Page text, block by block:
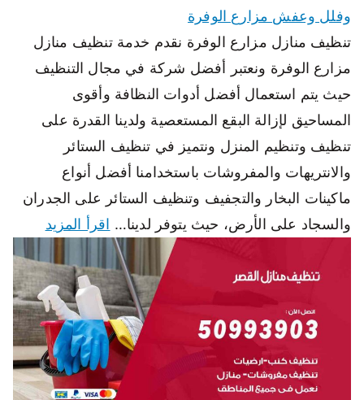
وفلل وعفش مزارع الوفرة
تنظيف منازل مزارع الوفرة نقدم خدمة تنظيف منازل
مزارع الوفرة ونعتبر أفضل شركة في مجال التنظيف
حيث يتم استعمال أفضل أدوات النظافة وأقوى
المساحيق لإزالة البقع المستعصية ولدينا القدرة على
تنظيف وتنظيم المنزل ونتميز في تنظيف الستائر
والانتريهات والمفروشات باستخدامنا أفضل أنواع
ماكينات البخار والتجفيف وتنظيف الستائر على الجدران
والسجاد على الأرض، حيث يتوفر لدينا… اقرأ المزيد